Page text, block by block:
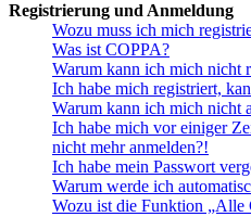
Registrierung und Anmeldung
Wozu muss ich mich
Was ist COPPA?
Warum kann ich mich nicht
Ich habe mich registriert,
Warum kann ich mich nicht
Ich habe mich vor einiger
nicht mehr anmelden?!
Ich habe mein Passwort
Warum werde ich
Wozu ist die Funktion „Alle